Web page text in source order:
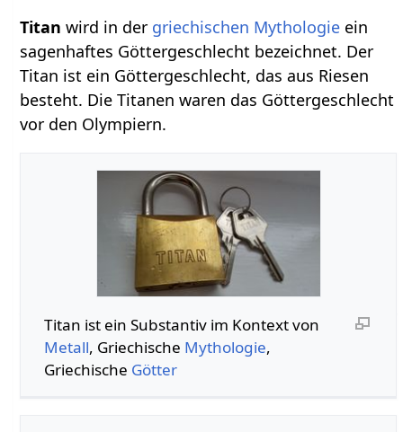
Titan‏‎wird in der griechischen Mythologie ein
sagenhaftes Göttergeschlecht bezeichnet. Der
Titan ist ein Göttergeschlecht, das aus Riesen
besteht. Die Titanen waren das Göttergeschlecht
vor den Olympiern.
Titan‏‎ ist ein Substantiv im Kontext von
Metall, Griechische Mythologie,
Griechische Götter